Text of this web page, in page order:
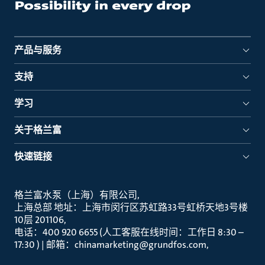
产品与服务
支持
学习
关于格兰富
快速链接
格兰富水泵（上海）有限公司
上海总部 地址：上海市闵行区苏虹路33号虹桥天地3号楼
10层 201106
电话：400 920 6655 (人工客服在线时间：工作日 8:30 –
17:30 ) | 邮箱：chinamarketing@grundfos.com